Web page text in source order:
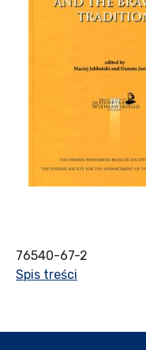
76540-67-2
Spis treści